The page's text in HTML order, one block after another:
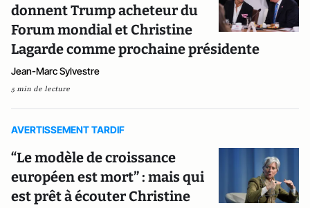
donnent Trump acheteur du
Forum mondial et Christine
Lagarde comme prochaine présidente
Jean-Marc Sylvestre
5 min de lecture
AVERTISSEMENT TARDIF
“Le modèle de croissance
européen est mort” : mais qui
est prêt à écouter Christine